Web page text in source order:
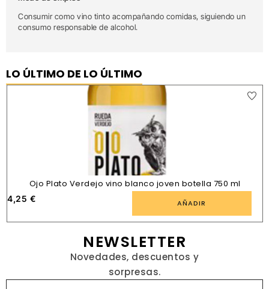
Consumir como vino tinto acompañando comidas, siguiendo un
consumo responsable de alcohol.
LO ÚLTIMO DE LO ÚLTIMO
Ojo Plato Verdejo vino blanco joven botella 750 ml
4,25 € AÑADIR
NEWSLETTER
Novedades, descuentos y
sorpresas.